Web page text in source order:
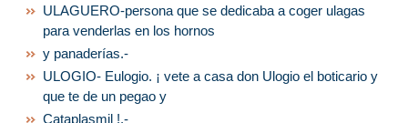
ULAGUERO-persona que se dedicaba a coger ulagas
para venderlas en los hornos
y panaderías.-
ULOGIO- Eulogio. ¡ vete a casa don Ulogio el boticario y
que te de un pegao y
Cataplasmil !.-